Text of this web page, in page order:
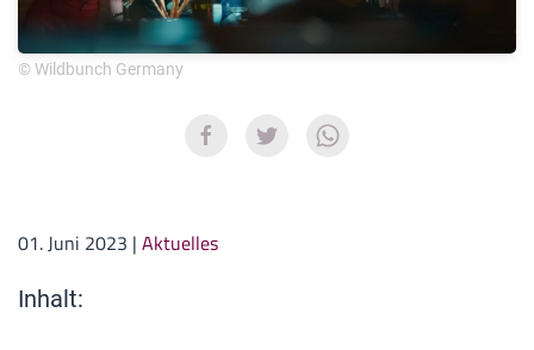
© Wildbunch Germany
01. Juni 2023 | Aktuelles
Inhalt: